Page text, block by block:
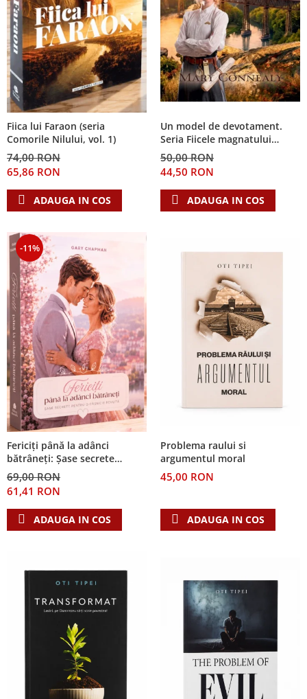
Fiica lui Faraon (seria
Comorile Nilului, vol. 1)
74,00 RON
65,86 RON
ADAUGA IN COS
Un model de devotament.
Seria Fiicele magnatului
forestier 3
50,00 RON
44,50 RON
ADAUGA IN COS
-11%
Fericiți până la adânci
bătrâneți: Șase secrete
pentru o căsnicie reușită
69,00 RON
61,41 RON
ADAUGA IN COS
Problema raului si
argumentul moral
45,00 RON
ADAUGA IN COS